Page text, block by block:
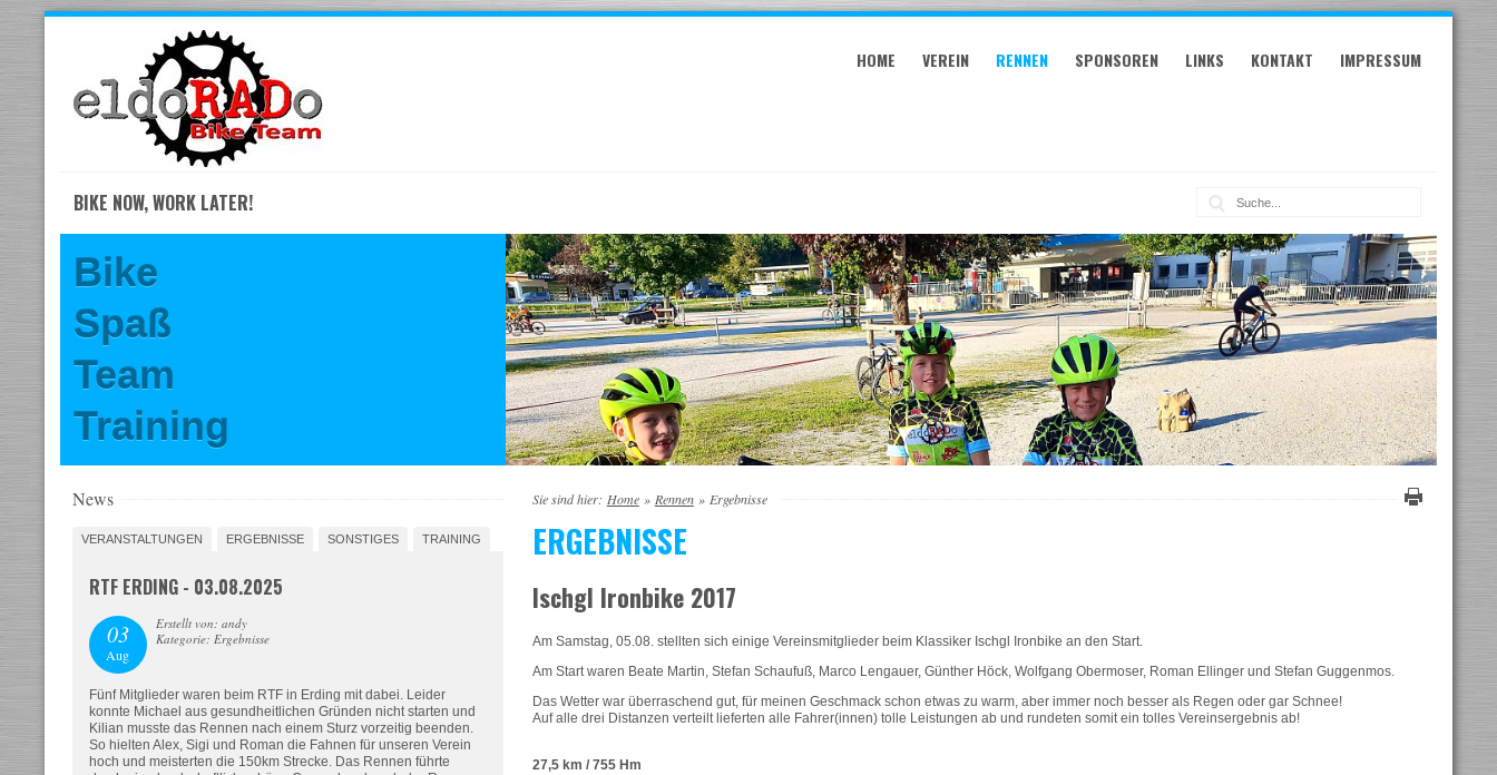
content
HOME VEREIN RENNEN SPONSOREN LINKS KONTAKT IMPRESSUM
BIKE NOW, WORK LATER! Suche:
Bike
Spaß
Team
Training
Sie sind hier: Home » Rennen » Ergebnisse
ERGEBNISSE
Ischgl Ironbike 2017
Am Samstag, 05.08. stellten sich einige Vereinsmitglieder beim Klassiker Ischgl Ironbike an den Start.
Am Start waren Beate Martin, Stefan Schaufuß, Marco Lengauer, Günther Höck, Wolfgang Obermoser, Roman Ellinger und Stefan Guggenmos.
Das Wetter war überraschend gut, für meinen Geschmack schon etwas zu warm, aber immer noch besser als Regen oder gar Schnee!
Auf alle drei Distanzen verteilt lieferten alle Fahrer(innen) tolle Leistungen ab und rundeten somit ein tolles Vereinsergebnis ab!
27,5 km / 755 Hm
News
VERANSTALTUNGEN ERGEBNISSE SONSTIGES TRAINING
RTF ERDING - 03.08.2025
03
Aug
Erstellt von: andy
Kategorie: Ergebnisse
Fünf Mitglieder waren beim RTF in Erding mit dabei. Leider
konnte Michael aus gesundheitlichen Gründen nicht starten und
Kilian musste das Rennen nach einem Sturz vorzeitig beenden.
So hielten Alex, Sigi und Roman die Fahnen für unseren Verein
hoch und meisterten die 150km Strecke. Das Rennen führte